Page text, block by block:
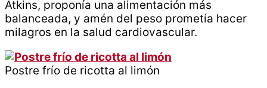
Atkins, proponía una alimentación más
balanceada, y amén del peso prometía hacer
milagros en la salud cardiovascular.
Postre frío de ricotta al limón